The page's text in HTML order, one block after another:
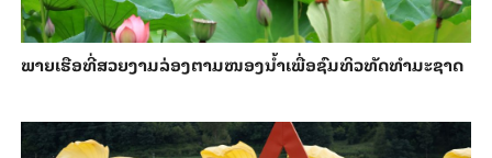
ພາຍ​ເຮືອທີ່​ສວຍ​ງາມ​ລ່ອງ​ຕາມ​​ໜອງນ້ຳ​​ເພື່ອ​ຊົມ​ທິວ​ທັດ​ທຳ​ມະ​ຊາດ